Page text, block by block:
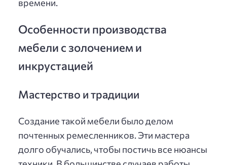
времени.
Особенности производства
мебели с золочением и
инкрустацией
Мастерство и традиции
Создание такой мебели было делом
почтенных ремесленников. Эти мастера
долго обучались, чтобы постичь все нюансы